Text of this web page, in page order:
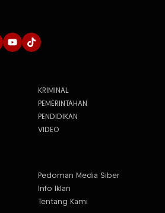
KRIMINAL
PEMERINTAHAN
PENDIDIKAN
VIDEO
Pedoman Media Siber
Info Iklan
Tentang Kami